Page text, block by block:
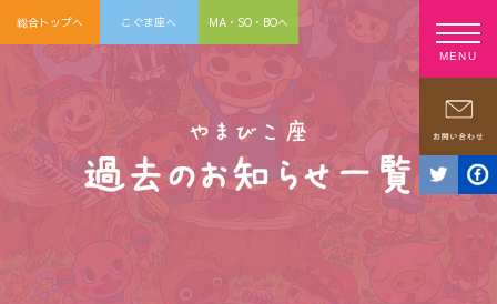
MENU
総合トップへ こぐま座へ MA・SO・BOへ